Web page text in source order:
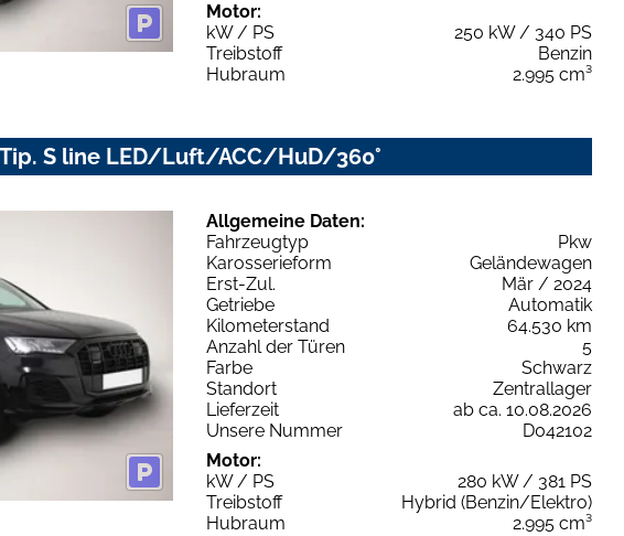
Motor:
kW / PS
250 kW / 340 PS
Treibstoff
Benzin
Hubraum
2.995 cm³
Tip. S line LED/Luft/ACC/HuD/360°
Allgemeine Daten:
Fahrzeugtyp
Pkw
Karosserieform
Geländewagen
Erst-Zul.
Mär / 2024
Getriebe
Automatik
Kilometerstand
64.530 km
Anzahl der Türen
5
Farbe
Schwarz
Standort
Zentrallager
Lieferzeit
ab ca. 10.08.2026
Unsere Nummer
D042102
Motor:
kW / PS
280 kW / 381 PS
Treibstoff
Hybrid (Benzin/Elektro)
Hubraum
2.995 cm³